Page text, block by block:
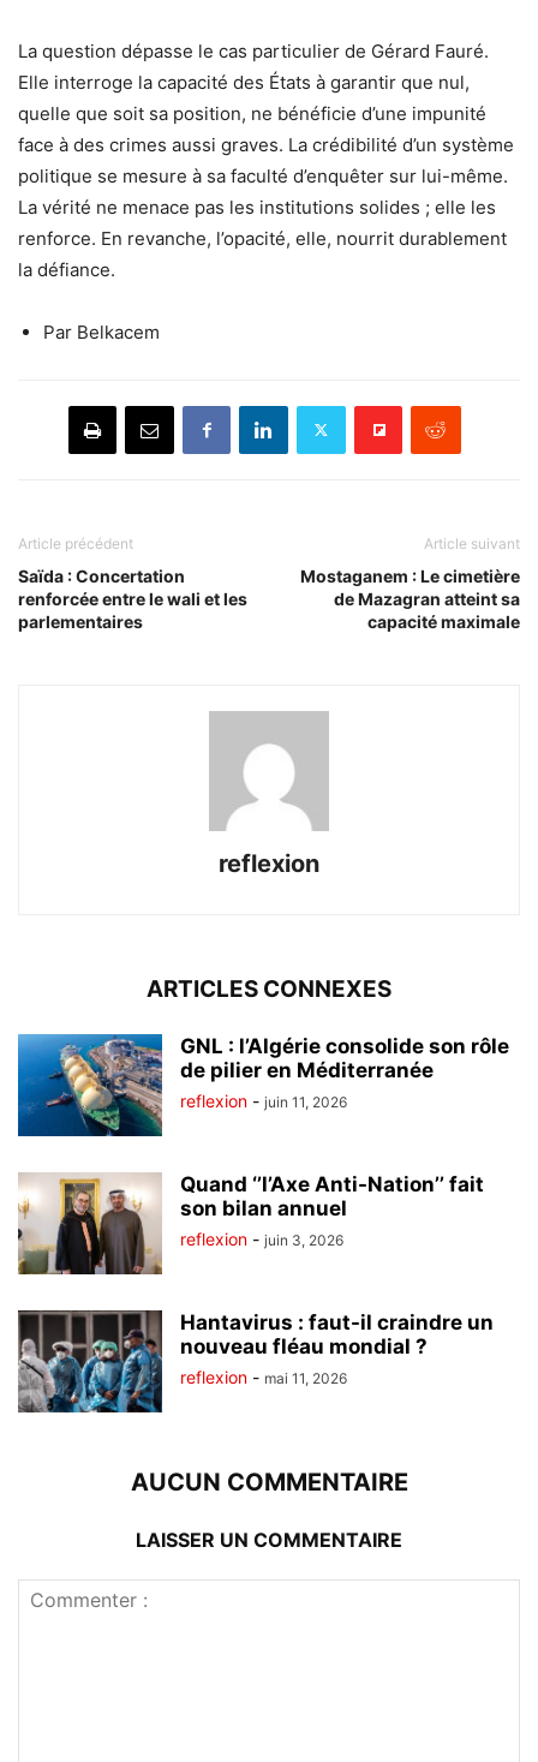
La question dépasse le cas particulier de Gérard Fauré.
Elle interroge la capacité des États à garantir que nul,
quelle que soit sa position, ne bénéficie d’une impunité
face à des crimes aussi graves. La crédibilité d’un système
politique se mesure à sa faculté d’enquêter sur lui-même.
La vérité ne menace pas les institutions solides ; elle les
renforce. En revanche, l’opacité, elle, nourrit durablement
la défiance.
Par Belkacem
Article précédent
Saïda : Concertation
renforcée entre le wali et les
parlementaires
Article suivant
Mostaganem : Le cimetière
de Mazagran atteint sa
capacité maximale
reflexion
ARTICLES CONNEXES
GNL : l’Algérie consolide son rôle
de pilier en Méditerranée
reflexion - juin 11, 2026
Quand ‘’l’Axe Anti-Nation’’ fait
son bilan annuel
reflexion - juin 3, 2026
Hantavirus : faut-il craindre un
nouveau fléau mondial ?
reflexion - mai 11, 2026
AUCUN COMMENTAIRE
LAISSER UN COMMENTAIRE